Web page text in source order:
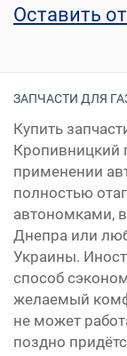
Оставить
ЗАПЧАСТИ ДЛЯ
Купить
Кропивницкий
применении
полностью
автономками,
Днепра или
Украины.
способ
желаемый
не может
поздно